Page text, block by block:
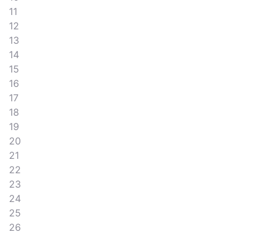
11
12
13
14
15
16
17
18
19
20
21
22
23
24
25
26